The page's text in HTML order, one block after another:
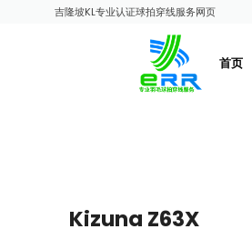
吉隆坡KL专业认证球拍穿线服务网页
首页
Kizuna Z63X